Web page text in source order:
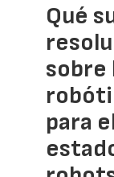
Qué
sobre
para